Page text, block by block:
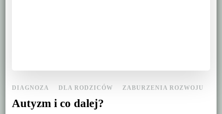
DIAGNOZA DLA RODZICÓW ZABURZENIA ROZWOJU
Autyzm i co dalej?